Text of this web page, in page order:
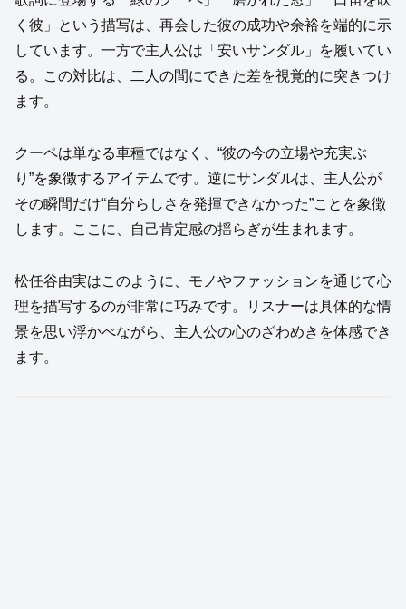
く彼」という描写は、再会した彼の成功や余裕を端的に示
しています。一方で主人公は「安いサンダル」を履いてい
る。この対比は、二人の間にできた差を視覚的に突きつけ
ます。
クーペは単なる車種ではなく、“彼の今の立場や充実ぶ
り”を象徴するアイテムです。逆にサンダルは、主人公が
その瞬間だけ“自分らしさを発揮できなかった”ことを象徴
します。ここに、自己肯定感の揺らぎが生まれます。
松任谷由実はこのように、モノやファッションを通じて心
理を描写するのが非常に巧みです。リスナーは具体的な情
景を思い浮かべながら、主人公の心のざわめきを体感でき
ます。